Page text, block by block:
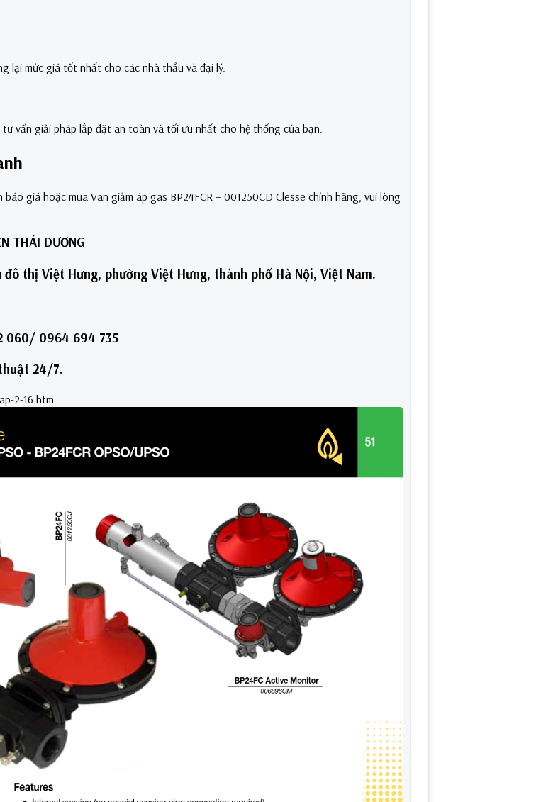
mức giá tốt nhất cho các nhà thầu và đại lý.
giải pháp lắp đặt an toàn và tối ưu nhất cho hệ thống của bạn.
giá hoặc mua Van giảm áp gas BP24FCR – 001250CD Clesse chính hãng, vui lòng
THÁI DƯƠNG
thị Việt Hưng, phường Việt Hưng, thành phố Hà Nội, Việt Nam.
060/ 0964 694 735
24/7.
2-16.htm